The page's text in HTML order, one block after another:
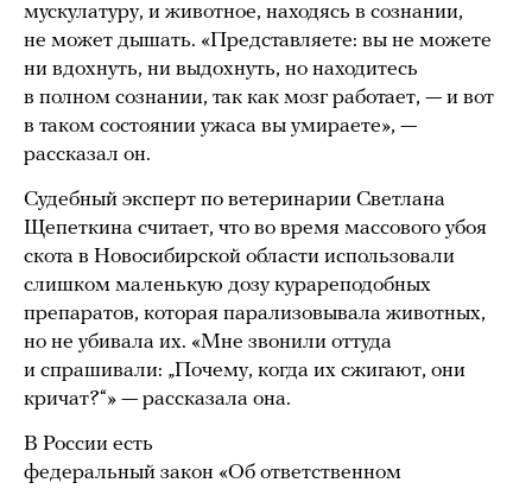
мускулатуру, и животное, находясь в сознании,
не может дышать. «Представляете: вы не можете
ни вдохнуть, ни выдохнуть, но находитесь
в полном сознании, так как мозг работает, — и вот
в таком состоянии ужаса вы умираете», —
рассказал он.
Судебный эксперт по ветеринарии Светлана
Щепеткина считает, что во время массового убоя
скота в Новосибирской области использовали
слишком маленькую дозу курареподобных
препаратов, которая парализовывала животных,
но не убивала их. «Мне звонили оттуда
и спрашивали: „Почему, когда их сжигают, они
кричат?“» — рассказала она.
В России есть
федеральный закон «Об ответственном